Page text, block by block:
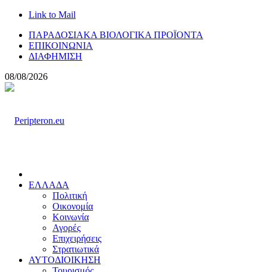
Link to Mail
ΠΑΡΑΔΟΣΙΑΚΑ ΒΙΟΛΟΓΙΚΑ ΠΡΟΪΟΝΤΑ
ΕΠΙΚΟΙΝΩΝΙΑ
ΔΙΑΦΗΜΙΣΗ
08/08/2026
ΕΛΛΑΔΑ
Πολιτική
Οικονομία
Κοινωνία
Αγορές
Επιχειρήσεις
Στρατιωτικά
ΑΥΤΟΔΙΟΙΚΗΣΗ